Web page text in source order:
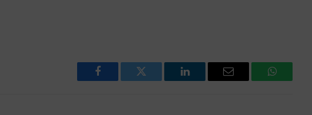
Facebook Twitter LinkedIn Email WhatsApp